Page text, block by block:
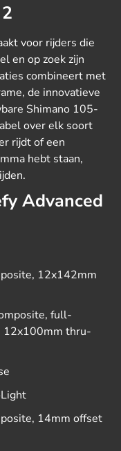
voor rijders die
en op zoek zijn
combineert met
de innovatieve
Shimano 105-
over elk soort
rijdt of een
hebt staan,
Advanced
12x142mm
full-
12x100mm thru-
14mm offset